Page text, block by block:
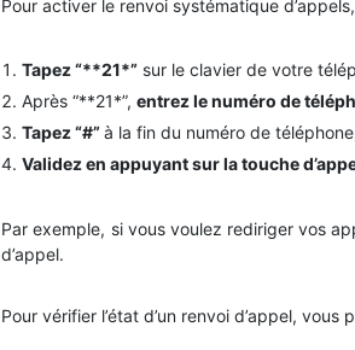
Pour activer le renvoi systématique
Tapez “**21*” sur le clavier de votre
Après “**21*”,entrez le numéro de
Tapez “#”à la fin du numéro de
Validez en appuyant sur la touche
Par exemple, si vous voulez rediriger vos
d’appel.
Pour vérifier l’état d’un renvoi d’appel,